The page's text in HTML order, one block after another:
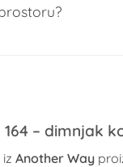
– dimnjak
Another Way